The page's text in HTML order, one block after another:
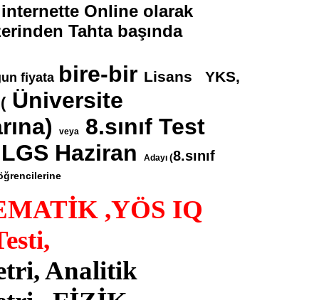
internette Online olarak
Tahta başında
fiyata bire-bir Lisans YKS,
Üniversite
veya
8.sınıf Test
LGS Haziran
Adayı (8.sınıf
,YÖS IQ
Analitik